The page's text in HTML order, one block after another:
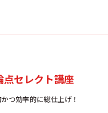
セレクト講座
つ効率的に総仕上げ！